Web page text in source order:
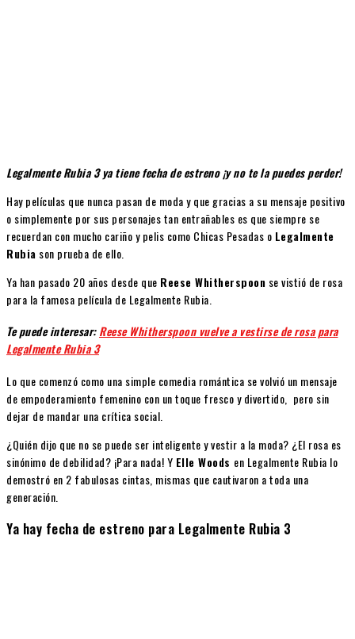
Legalmente Rubia 3 ya tiene fecha de estreno ¡y no te la puedes perder!
Hay películas que nunca pasan de moda y que gracias a su mensaje positivo
o simplemente por sus personajes tan entrañables es que siempre se
recuerdan con mucho cariño y pelis como Chicas Pesadas o Legalmente
Rubia son prueba de ello.
Ya han pasado 20 años desde que Reese Whitherspoon se vistió de rosa
para la famosa película de Legalmente Rubia.
Te puede interesar:Reese Whitherspoon vuelve a vestirse de rosa para
Legalmente Rubia 3
Lo que comenzó como una simple comedia romántica se volvió un mensaje
de empoderamiento femenino con un toque fresco y divertido, pero sin
dejar de mandar una crítica social.
¿Quién dijo que no se puede ser inteligente y vestir a la moda? ¿El rosa es
sinónimo de debilidad? ¡Para nada! Y Elle Woods en Legalmente Rubia lo
demostró en 2 fabulosas cintas, mismas que cautivaron a toda una
generación.
Ya hay fecha de estreno para Legalmente Rubia 3